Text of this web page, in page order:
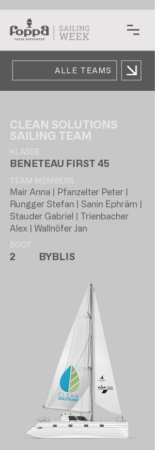
ALLE TEAMS
CLEAN SOLUTIONS
SAILING TEAM
KLASSE
BENETEAU FIRST 45
TEAM MEMBERS
Mair Anna | Pfanzelter Peter |
Rungger Stefan | Sanin Ephräm |
Stauder Gabriel | Trienbacher
Alex | Wallnöfer Jan
BOOT
2 BYBLIS